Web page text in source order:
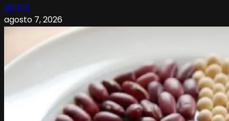
admin
agosto 7, 2026